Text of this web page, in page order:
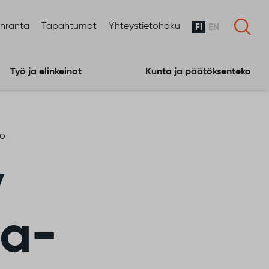
Tapahtumat Yhteystietohaku FI EN
Työ ja elinkeinot Kunta ja päätöksenteko